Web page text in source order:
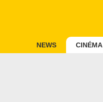
NEWS CINÉMA